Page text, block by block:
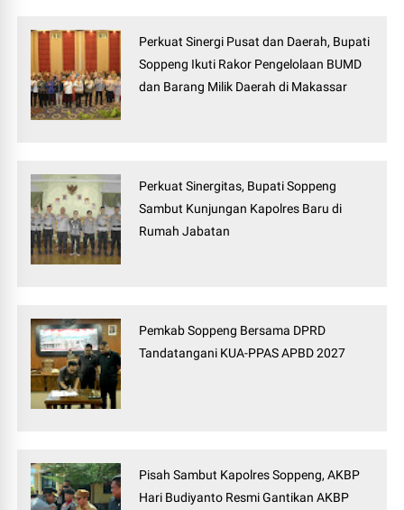
Perkuat Sinergi Pusat dan Daerah, Bupati
Soppeng Ikuti Rakor Pengelolaan BUMD
dan Barang Milik Daerah di Makassar
Perkuat Sinergitas, Bupati Soppeng
Sambut Kunjungan Kapolres Baru di
Rumah Jabatan
Pemkab Soppeng Bersama DPRD
Tandatangani KUA-PPAS APBD 2027
Pisah Sambut Kapolres Soppeng, AKBP
Hari Budiyanto Resmi Gantikan AKBP